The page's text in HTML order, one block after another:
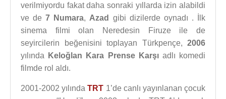
verilmiyordu fakat daha sonraki yıllarda izin alabildi
ve de7 Numara, Azad
gibi dizilerde oynadı . İlk
sinema filmi olan Neredesin Firuze ile de
seyircilerin beğenisini toplayan Türkpençe, 2006
yılında
Keloğlan Kara Prense Karşıadlı komedi
filmde rol aldı.
2001-2002 yılındaTRT 1’de canlı yayınlanan çocuk